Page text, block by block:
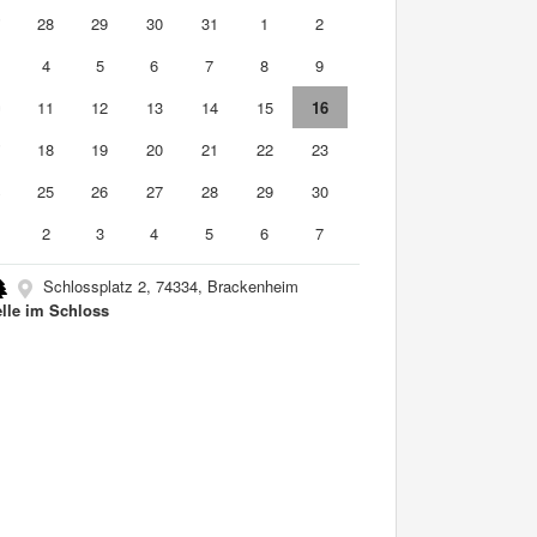
28 29 30 31 1
2
4 5 6 7 8
9
11 12 13 14 15
16
18 19 20 21 22
23
25 26 27 28 29
30
2 3 4 5 6 7
Schlossplatz 2, 74334, Brackenheim
im Schloss